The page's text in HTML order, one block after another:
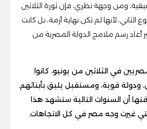
ومن وجهة نظري، فإن ثورة الثلاثين
الثاني، لأنها لم تكن نهاية أزمة، بل كانت
أعاد رسم ملامح الدولة المصرية من
في الثلاثين من يونيو، كانوا
قوية، ومستقبل يليق بأبنائهم.
أن السنوات التالية ستشهد هذا
غيرت وجه مصر في كل الاتجاهات.